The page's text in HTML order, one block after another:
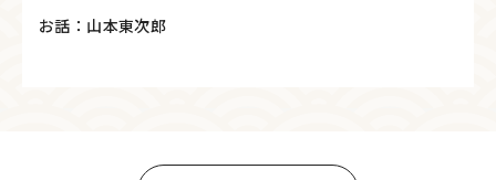
お話：山本東次郎